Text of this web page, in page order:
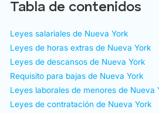
Tabla de contenidos
Leyes salariales de Nueva York
Leyes de horas extras de Nueva York
Leyes de descansos de Nueva York
Requisito para bajas de Nueva York
Leyes laborales de menores de Nueva
Leyes de contratación de Nueva York